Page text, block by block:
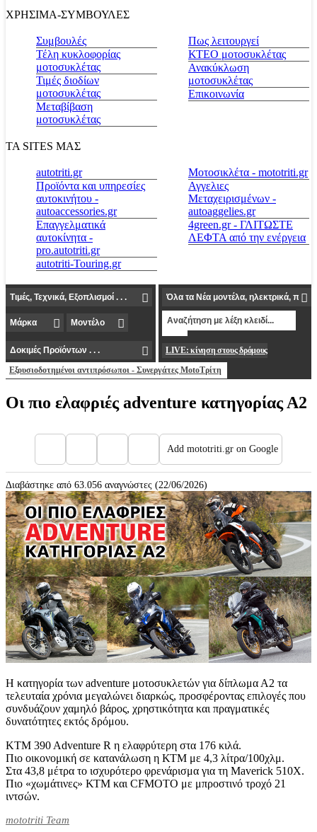
ΧΡΗΣΙΜΑ-ΣΥΜΒΟΥΛΕΣ
Συμβουλές
Τέλη κυκλοφορίας
μοτοσυκλέτας
Τιμές διοδίων
μοτοσυκλέτας
Μεταβίβαση
μοτοσυκλέτας
Πως λειτουργεί
ΚΤΕΟ μοτοσυκλέτας
Ανακύκλωση
μοτοσυκλέτας
Επικοινωνία
ΤΑ SITES ΜΑΣ
autotriti.gr
Προϊόντα και υπηρεσίες
αυτοκινήτου -
autoaccessories.gr
Επαγγελματικά
αυτοκίνητα -
pro.autotriti.gr
autotriti-Touring.gr
Μοτοσικλέτα - mototriti.gr
Αγγελιες
Μεταχειρισμένων -
autoaggelies.gr
4green.gr - ΓΛΙΤΩΣΤΕ
ΛΕΦΤΑ από την ενέργεια
LIVE: κίνηση στους δρόμους
Εξουσιοδοτημένοι αντιπρόσωποι - Συνεργάτες MotoΤρίτη
Οι πιο ελαφριές adventure κατηγορίας Α2
Add mototriti.gr on Google
Διαβάστηκε από 63.056 αναγνώστες (22/06/2026)
Η κατηγορία των adventure μοτοσυκλετών για δίπλωμα Α2 τα
τελευταία χρόνια μεγαλώνει διαρκώς, προσφέροντας επιλογές που
συνδυάζουν χαμηλό βάρος, χρηστικότητα και πραγματικές
δυνατότητες εκτός δρόμου.
KTM 390 Adventure R η ελαφρύτερη στα 176 κιλά.
Πιο οικονομική σε κατανάλωση η ΚΤΜ με 4,3 λίτρα/100χλμ.
Στα 43,8 μέτρα το ισχυρότερο φρενάρισμα για τη Maverick 510Χ.
Πιο «χωμάτινες» ΚΤΜ και CFMOTO με μπροστινό τροχό 21
ιντσών.
mototriti Team